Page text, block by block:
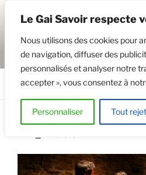
Le Gai Savoir respecte
Nous utilisons des cookies pour
de navigation, diffuser des
personnalisés et analyser notre
accepter », vous consentez à
Personnaliser Tout
contenu
principal
GAISAVOIR
Osez le théâtre !